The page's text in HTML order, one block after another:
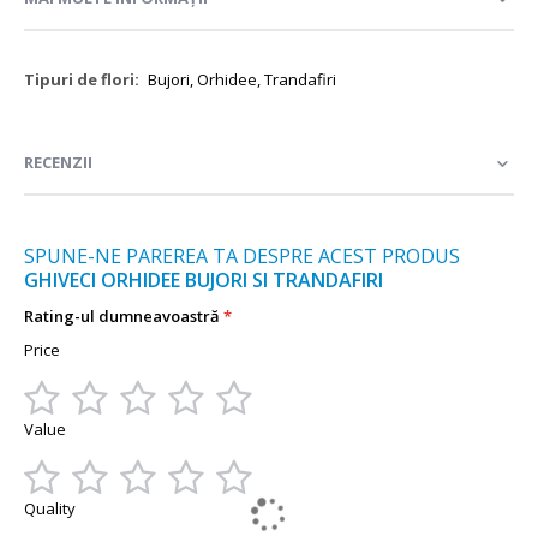
Mai
Bujori, Orhidee, Trandafiri
RECENZII
SPUNE-NE PAREREA TA DESPRE ACEST PRODUS
GHIVECI ORHIDEE BUJORI SI TRANDAFIRI
Rating-ul dumneavoastră
Price
1
2
3
4
5
Value
1
2
3
4
5
Quality